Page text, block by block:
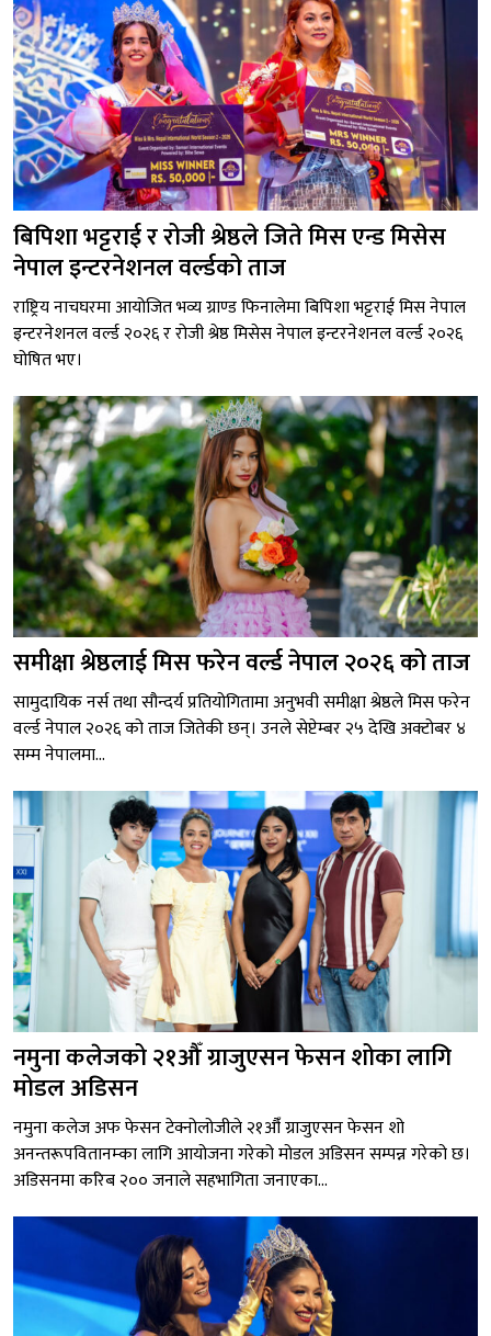
बिपिशा भट्टराई र रोजी श्रेष्ठले जिते मिस एन्ड मिसेस
नेपाल इन्टरनेशनल वर्ल्डको ताज
राष्ट्रिय नाचघरमा आयोजित भव्य ग्राण्ड फिनालेमा बिपिशा भट्टराई मिस नेपाल
इन्टरनेशनल वर्ल्ड २०२६ र रोजी श्रेष्ठ मिसेस नेपाल इन्टरनेशनल वर्ल्ड २०२६
घोषित भए।
समीक्षा श्रेष्ठलाई मिस फरेन वर्ल्ड नेपाल २०२६ को ताज
सामुदायिक नर्स तथा सौन्दर्य प्रतियोगितामा अनुभवी समीक्षा श्रेष्ठले मिस फरेन
वर्ल्ड नेपाल २०२६ को ताज जितेकी छन्। उनले सेप्टेम्बर २५ देखि अक्टोबर ४
सम्म नेपालमा...
नमुना कलेजको २१औँ ग्राजुएसन फेसन शोका लागि
मोडल अडिसन
नमुना कलेज अफ फेसन टेक्नोलोजीले २१औँ ग्राजुएसन फेसन शो
अनन्तरूपवितानम्का लागि आयोजना गरेको मोडल अडिसन सम्पन्न गरेको छ।
अडिसनमा करिब २०० जनाले सहभागिता जनाएका...